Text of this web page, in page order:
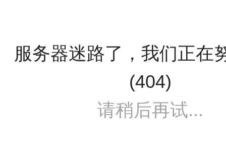
服务器迷路了，我们正在
(404)
请稍后再试...